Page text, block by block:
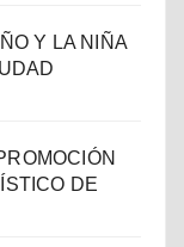
Y LA NIÑA
DE